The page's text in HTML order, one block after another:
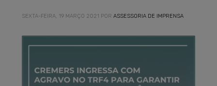
SEXTA-FEIRA, 19 MARÇO 2021 POR ASSESSORIA DE IMPRENSA